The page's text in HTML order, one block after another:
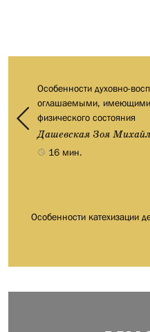
Особенности духовно-
оглашаемыми, имеющими
физического состояния
Дашевская Зоя
16 мин.
Особенности катехизации